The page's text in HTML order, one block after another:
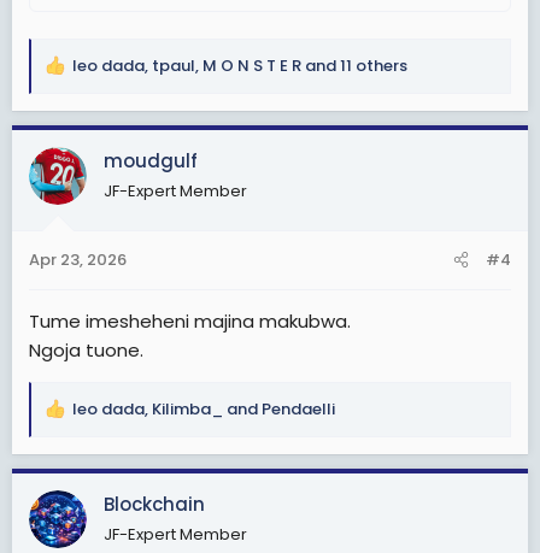
R
a
c
t
i
s
leo dada, tpaul, M O N S T E R and 11 others
moudgulf
JF-Expert Member
Apr 23, 2026 #4
Tume imesheheni majina makubwa.
Ngoja tuone.
R
a
c
t
i
leo dada, Kilimba_ and Pendaelli
Blockchain
JF-Expert Member